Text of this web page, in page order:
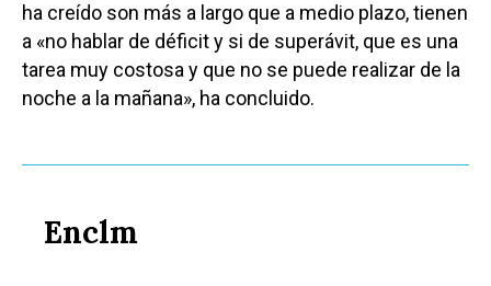
ha creído son más a largo que a medio plazo, tienen
a «no hablar de déficit y si de superávit, que es una
tarea muy costosa y que no se puede realizar de la
noche a la mañana», ha concluido.
Enclm